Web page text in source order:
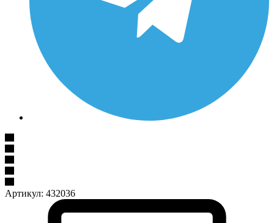
Артикул: 432036